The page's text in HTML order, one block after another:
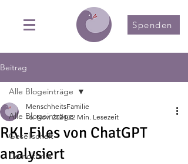
Spenden
Beitrag
Alle Blogeinträge
Gesellschaft
Demokratie
Alle Blogeinträge
RKI-Files von ChatGPT
analysiert
MenschheitsFamilie
16. Nov. 2024 22 Min. Lesezeit